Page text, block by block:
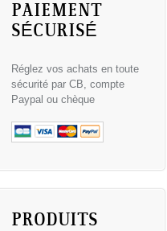
PAIEMENT
SÉCURISÉ
Réglez vos achats en toute
sécurité par CB, compte
Paypal ou chèque
PRODUITS